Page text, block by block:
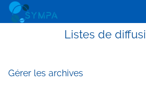
Listes de
Gérer les archives